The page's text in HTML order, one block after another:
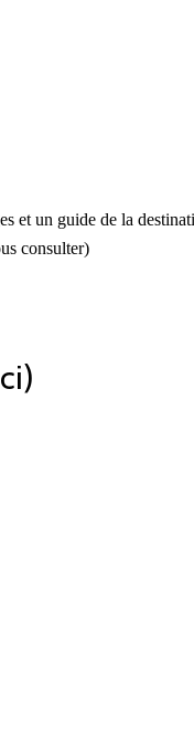
et un guide de la
consulter)